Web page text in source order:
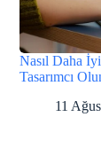
Nasıl Daha
Tasarımcı
11